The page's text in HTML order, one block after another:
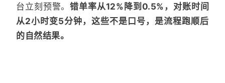
台立刻预警。错单率从12%降到0.5%，对账时间
从2小时变5分钟，这些不是口号，是流程跑顺后
的自然结果。